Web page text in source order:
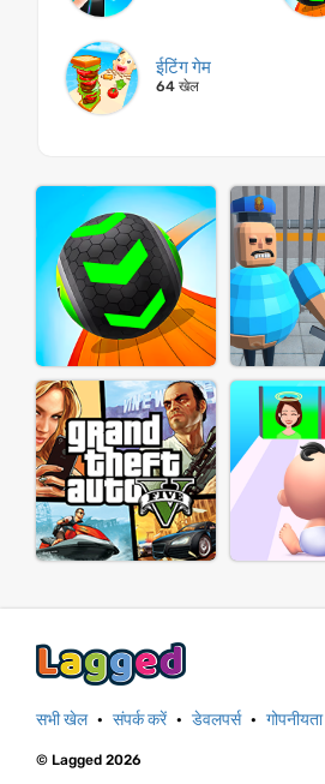
ईटिंग गेम
64 खेल
सभी खेल · संपर्क करें · डेवलपर्स · गोपनीयता
© Lagged 2026